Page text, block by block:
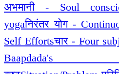
अभमानी - Soul
yogaनिरंतर योग -
Self Effortsचार - Four
Baapdada's